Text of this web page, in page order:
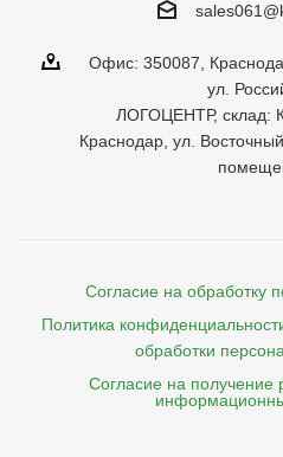
Офис: 350087,
ул.
ЛОГОЦЕНТР, склад:
Краснодар, ул.
Согласие на обработку
Политика
обработки
Согласие на получение